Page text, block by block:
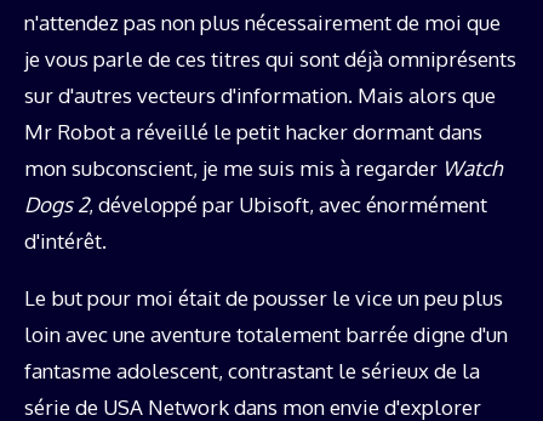
n'attendez pas non plus nécessairement de moi que
je vous parle de ces titres qui sont déjà omniprésents
sur d'autres vecteurs d'information. Mais alors que
Mr Robot a réveillé le petit hacker dormant dans
mon subconscient, je me suis mis à regarder Watch
Dogs 2, développé par Ubisoft, avec énormément
d'intérêt.
Le but pour moi était de pousser le vice un peu plus
loin avec une aventure totalement barrée digne d'un
fantasme adolescent, contrastant le sérieux de la
série de USA Network dans mon envie d'explorer